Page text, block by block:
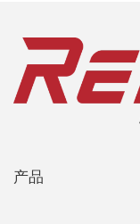
产品